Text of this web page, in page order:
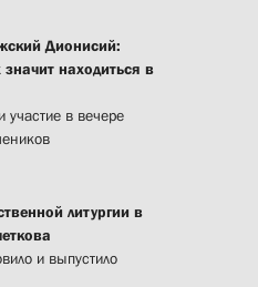
Дионисий:
находиться в
в вечере
литургии в
и выпустило